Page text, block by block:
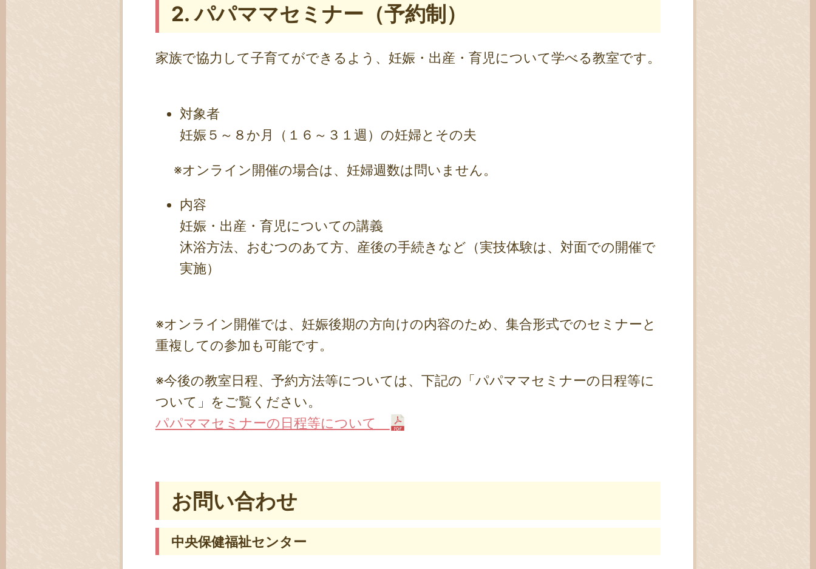
2. パパママセミナー（予約制）
家族で協力して子育てができるよう、妊娠・出産・育児について学べる教室です。
対象者
妊娠５～８か月（１６～３１週）の妊婦とその夫
※オンライン開催の場合は、妊婦週数は問いません。
内容
妊娠・出産・育児についての講義
沐浴方法、おむつのあて方、産後の手続きなど（実技体験は、対面での開催で
実施）
※オンライン開催では、妊娠後期の方向けの内容のため、集合形式でのセミナーと
重複しての参加も可能です。
※今後の教室日程、予約方法等については、下記の「パパママセミナーの日程等に
ついて」をご覧ください。
パパママセミナーの日程等について
お問い合わせ
中央保健福祉センター